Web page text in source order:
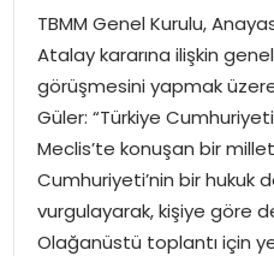
YAŞAM
MAGAZIN
SAĞLIK
SOSYAL HABER
TBMM Genel Kurulu,
Atalay kararına ilişkin
görüşmesini yapmak
Güler: “Türkiye
Meclis’te konuşan bir
Cumhuriyeti’nin bir hukuk
vurgulayarak, kişiye göre
Olağanüstü toplantı için